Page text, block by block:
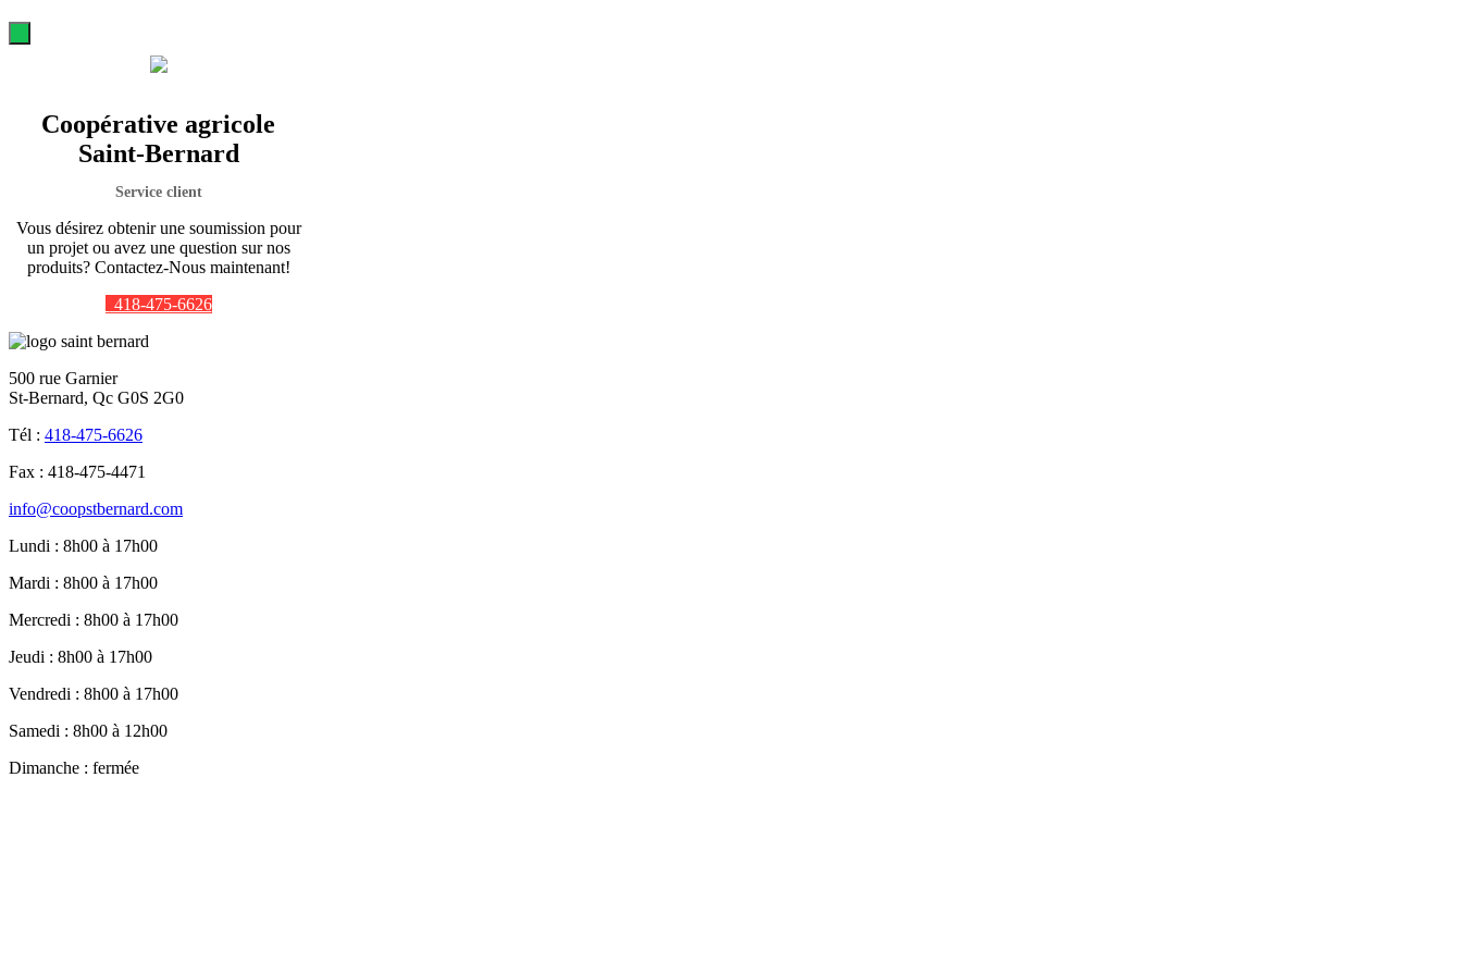
Coopérative agricole
Saint-Bernard
Service client
Vous désirez obtenir une soumission pour
un projet ou avez une question sur nos
produits? Contactez-Nous maintenant!
418-475-6626
500 rue Garnier
St-Bernard, Qc G0S 2G0
Tél : 418-475-6626
Fax : 418-475-4471
info@coopstbernard.com
Lundi : 8h00 à 17h00
Mardi : 8h00 à 17h00
Mercredi : 8h00 à 17h00
Jeudi : 8h00 à 17h00
Vendredi : 8h00 à 17h00
Samedi : 8h00 à 12h00
Dimanche : fermée